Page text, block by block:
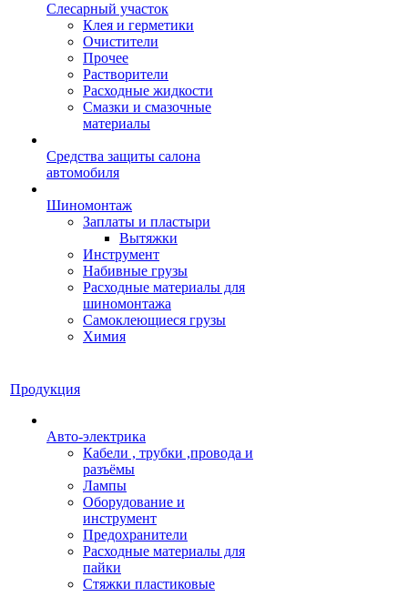
Слесарный участок
Клея и герметики
Очистители
Прочее
Растворители
Расходные жидкости
Смазки и смазочные
материалы
Средства защиты салона
автомобиля
Шиномонтаж
Заплаты и пластыри
Вытяжки
Инструмент
Набивные грузы
Расходные материалы для
шиномонтажа
Самоклеющиеся грузы
Химия
Продукция
Авто-электрика
Кабели , трубки ,провода и
разъёмы
Лампы
Оборудование и
инструмент
Предохранители
Расходные материалы для
пайки
Стяжки пластиковые